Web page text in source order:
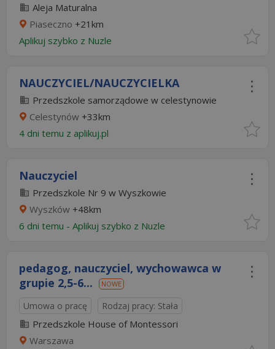
Aleja Maturalna
Piaseczno +21km
Aplikuj szybko z Nuzle
NAUCZYCIEL/NAUCZYCIELKA
Przedszkole samorządowe w celestynowie
Celestynów +33km
4 dni temu z aplikuj.pl
Nauczyciel
Przedszkole Nr 9 w Wyszkowie
Wyszków +48km
6 dni temu - Aplikuj szybko z Nuzle
pedagog, nauczyciel, wychowawca w
grupie 2,5-6...
NOWE
Umowa o pracę Rodzaj pracy: Stała
Przedszkole House of Montessori
Warszawa